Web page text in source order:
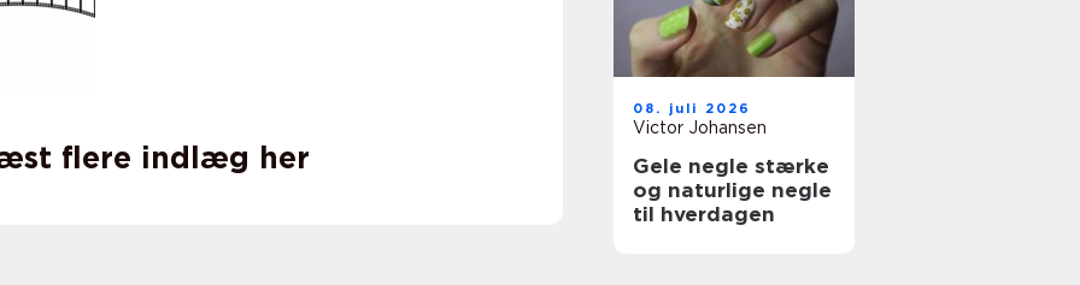
flere indlæg her
08. juli 2026
Victor Johansen
Gele negle stærke
og naturlige negle
til hverdagen